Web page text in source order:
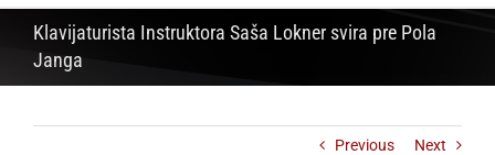
Klavijaturista Instruktora Saša Lokner svira pre Pola
Janga
Previous Next